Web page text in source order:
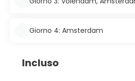
Giorno 4: Amsterdam
Incluso